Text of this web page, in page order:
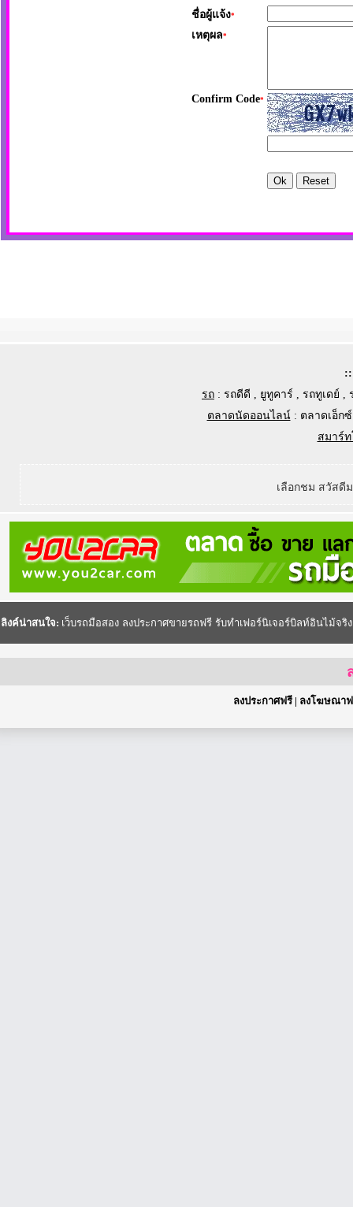
ชื่อผู้แจ้ง*
เหตุผล*
Confirm Code*
รถ : รถดีดี ยูทูคาร์ รถทูเดย์
ตลาดนัดออนไลน์: ตลาดเอ็กซ์
สมาร์
เลือกชม สวัสดี
ลิงค์น่าสนใจ: เว็บรถมือสอง ลงประกาศขายรถฟรี รับทำเฟอร์นิเจอร์บิลท์อินไม้จริง
ลงประกาศฟรี | ลงโฆษณา